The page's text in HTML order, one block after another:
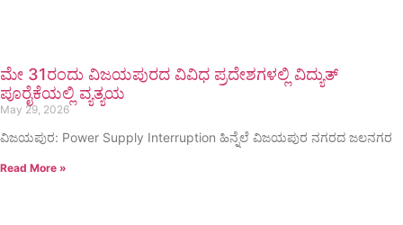
ಮೇ 31ರಂದು ವಿಜಯಪುರದ ವಿವಿಧ ಪ್ರದೇಶಗಳಲ್ಲಿ ವಿದ್ಯುತ್
ಪೂರೈಕೆಯಲ್ಲಿ ವ್ಯತ್ಯಯ
May 29, 2026
ವಿಜಯಪುರ: Power Supply Interruption ಹಿನ್ನೆಲೆ ವಿಜಯಪುರ ನಗರದ ಜಲನಗರ
Read More »